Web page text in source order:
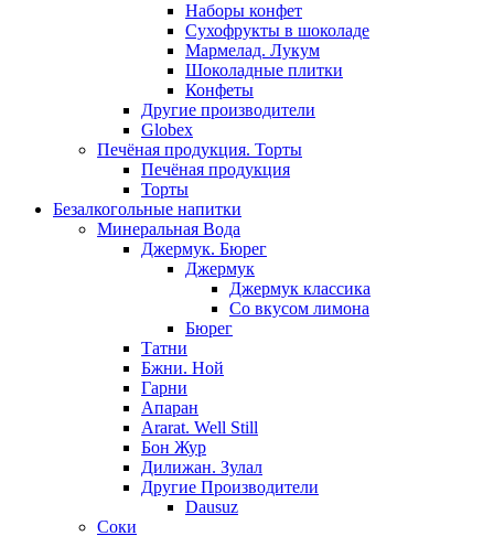
Наборы конфет
Сухофрукты в шоколаде
Мармелад. Лукум
Шоколадные плитки
Конфеты
Другие производители
Globex
Печёная продукция. Торты
Печёная продукция
Торты
Безалкогольные напитки
Минеральная Вода
Джермук. Бюрег
Джермук
Джермук классика
Со вкусом лимона
Бюрег
Татни
Бжни. Ной
Гарни
Апаран
Ararat. Well Still
Бон Жур
Дилижан. Зулал
Другие Производители
Dausuz
Соки